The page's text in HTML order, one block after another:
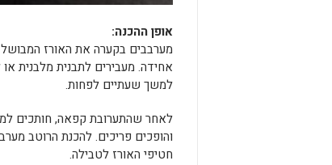
אופן ההכנה:
מערבבים בקערה את האורז המבושל
אחידה. מעבירים לתבנית מלבנית
למשך שעתיים לפחות.
והופכים פריכים. להכנת הרוטב
חטיפי האורז לטבילה.